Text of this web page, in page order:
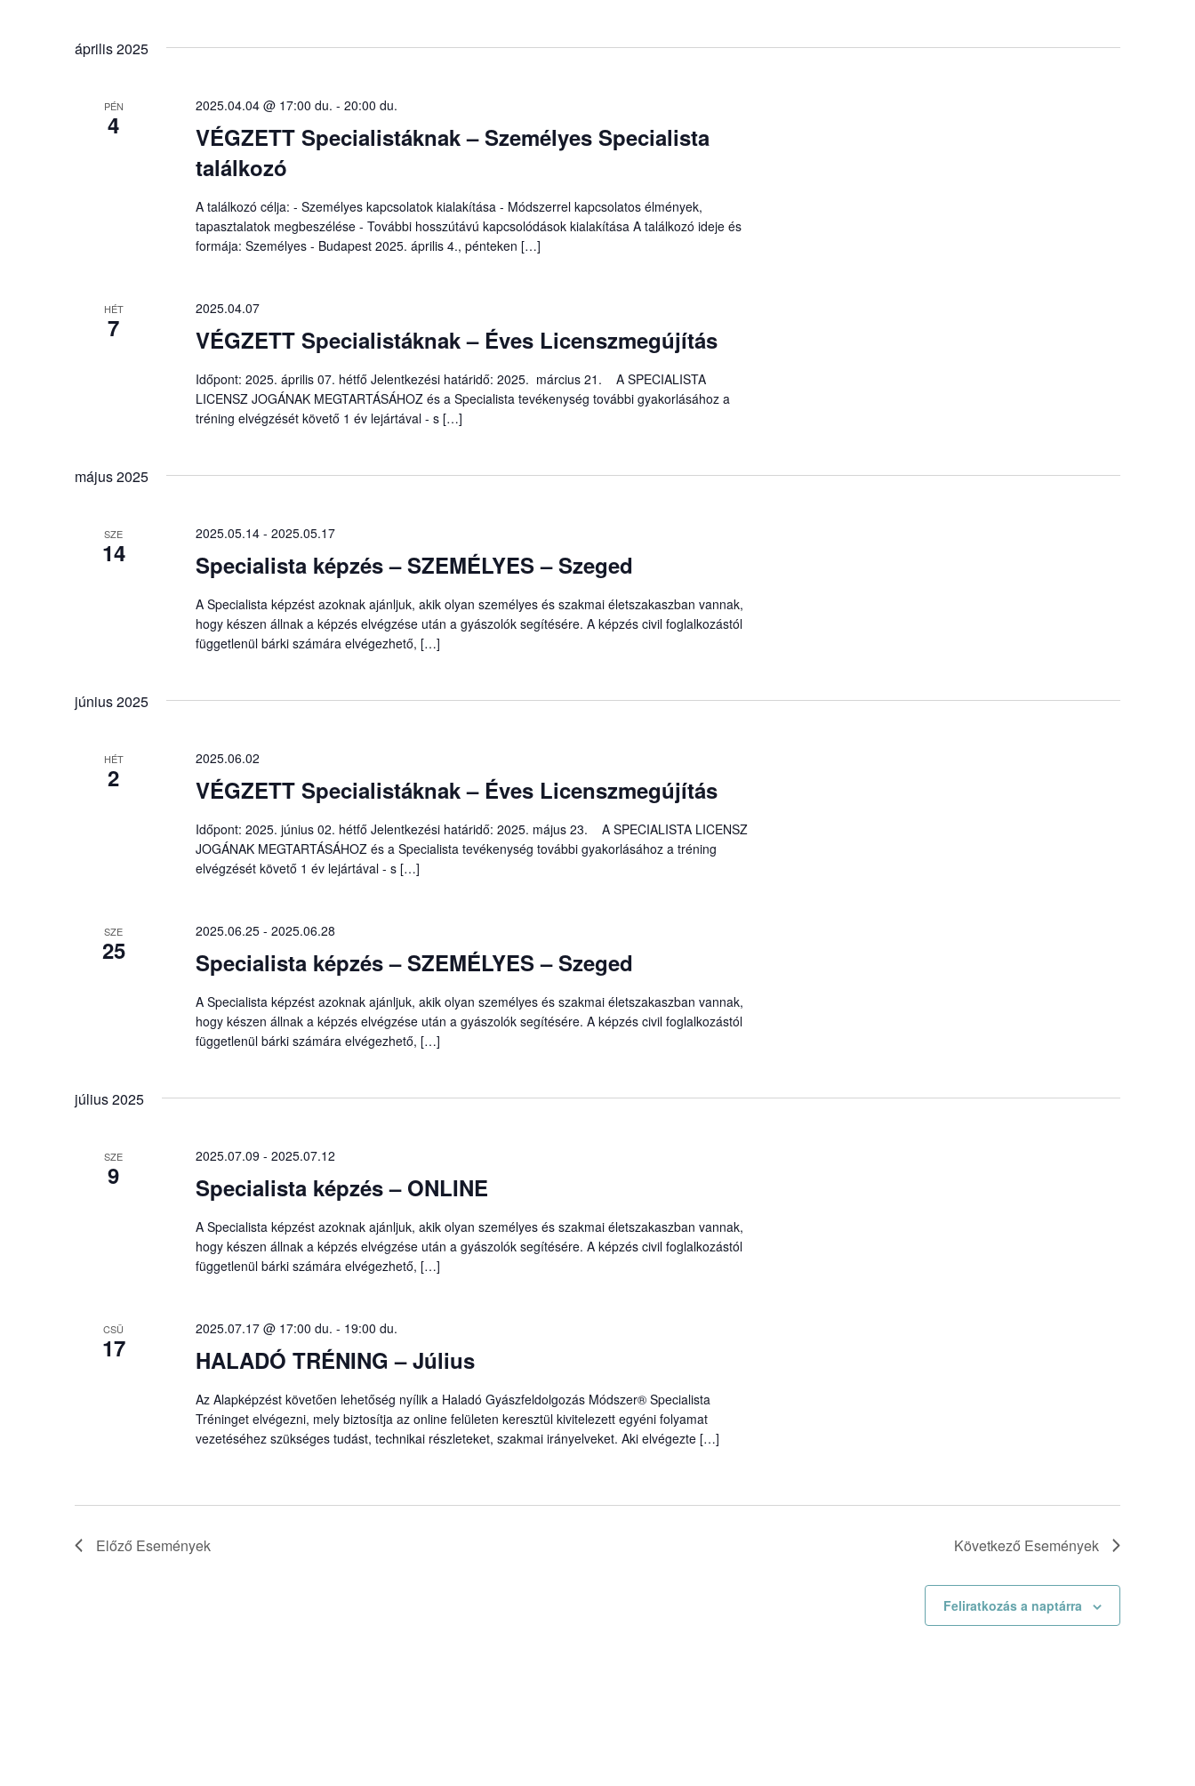
április 2025
PÉN
4
VÉGZETT Specialistáknak – Személyes Specialista
találkozó
2025.04.04 @ 17:00 du. - 20:00 du.
A találkozó célja: - Személyes kapcsolatok kialakítása - Módszerrel kapcsolatos élmények,
tapasztalatok megbeszélése - További hosszútávú kapcsolódások kialakítása A találkozó ideje és
formája: Személyes - Budapest 2025. április 4., pénteken […]
HÉT
7 VÉGZETT Specialistáknak – Éves Licenszmegújítás
2025.04.07
Időpont: 2025. április 07. hétfő Jelentkezési határidő: 2025. március 21. A SPECIALISTA
LICENSZ JOGÁNAK MEGTARTÁSÁHOZ és a Specialista tevékenység további gyakorlásához a
tréning elvégzését követő 1 év lejártával - s […]
május 2025
SZE
14 Specialista képzés – SZEMÉLYES – Szeged
2025.05.14- 2025.05.17
A Specialista képzést azoknak ajánljuk, akik olyan személyes és szakmai életszakaszban vannak,
hogy készen állnak a képzés elvégzése után a gyászolók segítésére. A képzés civil foglalkozástól
függetlenül bárki számára elvégezhető, […]
június 2025
HÉT
2 VÉGZETT Specialistáknak – Éves Licenszmegújítás
2025.06.02
Időpont: 2025. június 02. hétfő Jelentkezési határidő: 2025. május 23. A SPECIALISTA LICENSZ
JOGÁNAK MEGTARTÁSÁHOZ és a Specialista tevékenység további gyakorlásához a tréning
elvégzését követő 1 év lejártával - s […]
SZE
25 Specialista képzés – SZEMÉLYES – Szeged
2025.06.25- 2025.06.28
A Specialista képzést azoknak ajánljuk, akik olyan személyes és szakmai életszakaszban vannak,
hogy készen állnak a képzés elvégzése után a gyászolók segítésére. A képzés civil foglalkozástól
függetlenül bárki számára elvégezhető, […]
július 2025
SZE
9 Specialista képzés – ONLINE
2025.07.09 - 2025.07.12
A Specialista képzést azoknak ajánljuk, akik olyan személyes és szakmai életszakaszban vannak,
hogy készen állnak a képzés elvégzése után a gyászolók segítésére. A képzés civil foglalkozástól
függetlenül bárki számára elvégezhető, […]
CSÜ
17 HALADÓ TRÉNING – Július
2025.07.17 @ 17:00 du. - 19:00 du.
Az Alapképzést követően lehetőség nyílik a Haladó Gyászfeldolgozás Módszer® Specialista
Tréninget elvégezni, mely biztosítja az online felületen keresztül kivitelezett egyéni folyamat
vezetéséhez szükséges tudást, technikai részleteket, szakmai irányelveket. Aki elvégezte […]
Előző Események Következő Események
Feliratkozás a naptárra